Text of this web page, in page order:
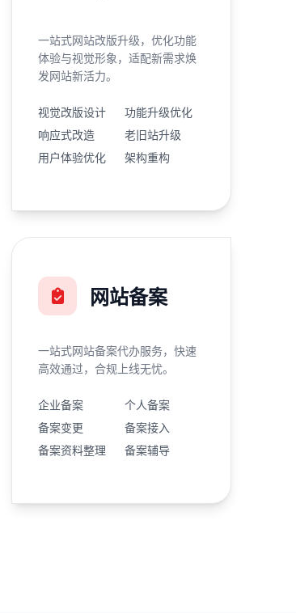
一站式网站改版升级，优化功能
体验与视觉形象，适配新需求焕
发网站新活力。
视觉改版设计
功能升级优化
响应式改造
老旧站升级
用户体验优化
架构重构
网站备案
一站式网站备案代办服务，快速
高效通过，合规上线无忧。
企业备案
个人备案
备案变更
备案接入
备案资料整理
备案辅导